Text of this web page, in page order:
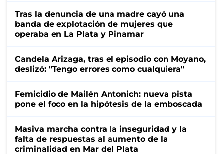
Tras la denuncia de una madre cayó una
banda de explotación de mujeres que
operaba en La Plata y Pinamar
Candela Arizaga, tras el episodio con Moyano,
deslizó: "Tengo errores como cualquiera"
Femicidio de Mailén Antonich: nueva pista
pone el foco en la hipótesis de la emboscada
Masiva marcha contra la inseguridad y la
falta de respuestas al aumento de la
criminalidad en Mar del Plata